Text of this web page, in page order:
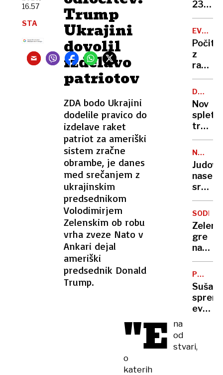
Trump
Ukrajini
dovolil
izdelavo
patriotov
ZDA bodo Ukrajini
dodelile pravico do
izdelave raket
patriot za ameriški
sistem zračne
obrambe, je danes
med srečanjem z
ukrajinskim
predsednikom
Volodimirjem
Zelenskim ob robu
vrha zveze Nato v
Ankari dejal
ameriški
predsednik Donald
Trump.
16.57
STA
"E
na
od
stvari,
o
katerih
zapor
bo
treba
236
v
štirih
EVROPA
GORI
z
na
požar:
poletni
požari
vse
hujši?
Nov
spletni
trend
skrbi
slog
sredi
noči
požgali
vas
na
bregu,
več
gre
na
obisk
k
Vučiću:
"To
je za
Ruse
obraz"
Suša
se
bo